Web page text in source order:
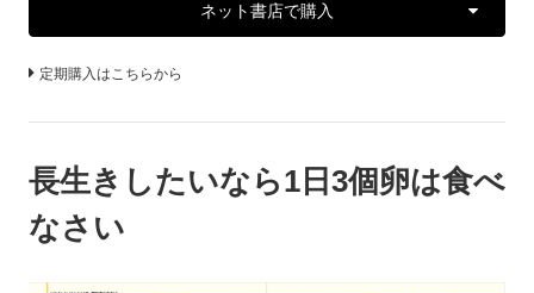
ネット書店で購入
定期購入はこちらから
長生きしたいなら1日3個卵は食べ
なさい